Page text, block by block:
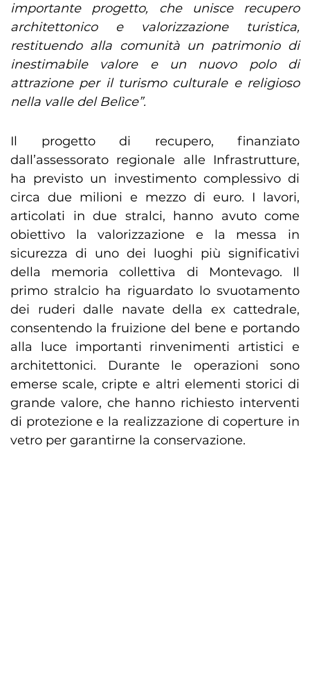
importante progetto, che unisce recupero
architettonico e valorizzazione turistica,
restituendo alla comunità un patrimonio di
inestimabile valore e un nuovo polo di
attrazione per il turismo culturale e religioso
nella valle del Belìce”.
Il progetto di recupero, finanziato
dall’assessorato regionale alle Infrastrutture,
ha previsto un investimento complessivo di
circa due milioni e mezzo di euro. I lavori,
articolati in due stralci, hanno avuto come
obiettivo la valorizzazione e la messa in
sicurezza di uno dei luoghi più significativi
della memoria collettiva di Montevago. Il
primo stralcio ha riguardato lo svuotamento
dei ruderi dalle navate della ex cattedrale,
consentendo la fruizione del bene e portando
alla luce importanti rinvenimenti artistici e
architettonici. Durante le operazioni sono
emerse scale, cripte e altri elementi storici di
grande valore, che hanno richiesto interventi
di protezione e la realizzazione di coperture in
vetro per garantirne la conservazione.